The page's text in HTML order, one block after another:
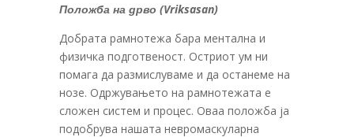
Положба на дрво (Vriksasan)
Добрата рамнотежа бара ментална и
физичка подготвеност. Остриот ум ни
помага да размислуваме и да останеме на
нозе. Одржувањето на рамнотежата е
сложен систем и процес. Оваа положба ја
подобрува нашата невромаскуларна